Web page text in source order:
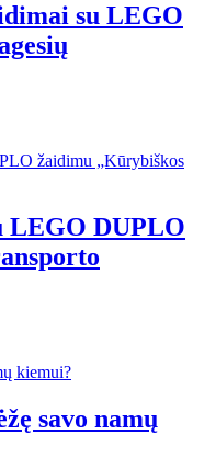
su LEGO
LEGO DUPLO
savo namų